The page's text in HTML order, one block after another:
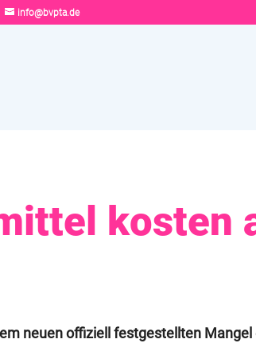
info@bvpta.de
kosten
neuen offiziell festgestellten